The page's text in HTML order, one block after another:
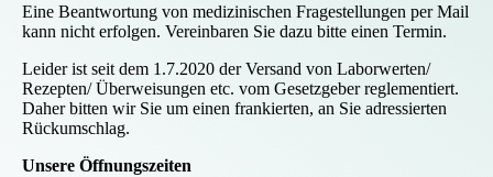
Eine Beantwortung von medizinischen Fragestellungen per Mail
kann nicht erfolgen. Vereinbaren Sie dazu bitte einen Termin.
Leider ist seit dem 1.7.2020 der Versand von Laborwerten/
Rezepten/ Überweisungen etc. vom Gesetzgeber reglementiert.
Daher bitten wir Sie um einen frankierten, an Sie adressierten
Rückumschlag.
Unsere Öffnungszeiten